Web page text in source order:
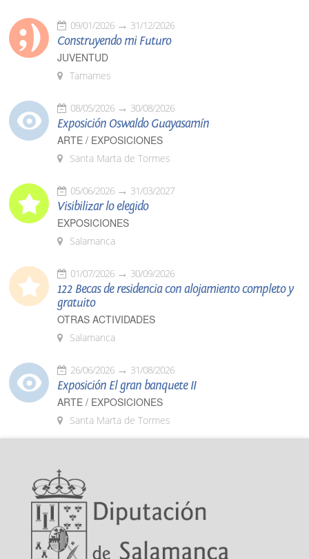
09/01/2026 31/12/2026
Construyendo mi Futuro
JUVENTUD
Tamames
08/05/2026 30/08/2026
Exposición Oswaldo Guayasamín
ARTE / EXPOSICIONES
Santa Marta de Tormes
05/06/2026 31/03/2027
Visibilizar lo elegido
EXPOSICIONES
Salamanca
01/07/2026 30/09/2026
122 Becas de residencia con alojamiento completo y
gratuito
OTRAS ACTIVIDADES
Salamanca
26/06/2026 31/08/2026
Exposición El gran banquete II
ARTE / EXPOSICIONES
Santa Marta de Tormes